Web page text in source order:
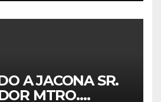
A JACONA SR.
MTRO.